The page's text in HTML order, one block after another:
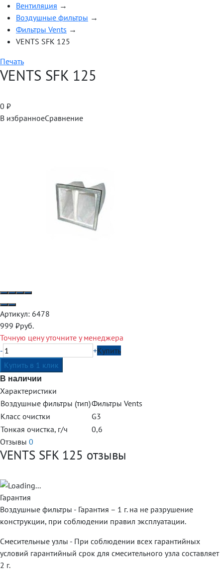
Вентиляция →
Воздушные фильтры →
Фильтры Vents →
VENTS SFK 125
Печать
VENTS SFK 125
0 ₽
В избранноеСравнение
Артикул: 6478
999 ₽руб.
Точную цену уточните у менеджера
-
+Купить
В наличии
Характеристики
Воздушные фильтры (тип)Фильтры Vents
Класс очистки
G3
Тонкая очистка, г/ч
0,6
Отзывы 0
VENTS SFK 125 отзывы
Гарантия
Воздушные фильтры - Гарантия – 1 г. на не разрушение
конструкции, при соблюдении правил эксплуатации.
Смесительные узлы - При соблюдении всех гарантийных
условий гарантийный срок для смесительного узла составляет
2 г.